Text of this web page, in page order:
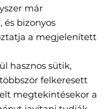
már
bizonyos
a megjelenített
hasznos sütik,
felkeresett
megtekintésekor a